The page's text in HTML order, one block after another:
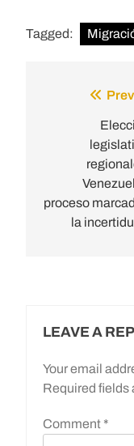
Tagged:
proceso
la
LEAVE A
Your email
Required fields
Comment *